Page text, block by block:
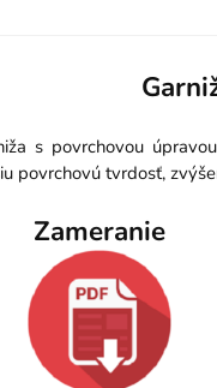
s povrchovou
povrchovú tvrdosť,
Zameranie